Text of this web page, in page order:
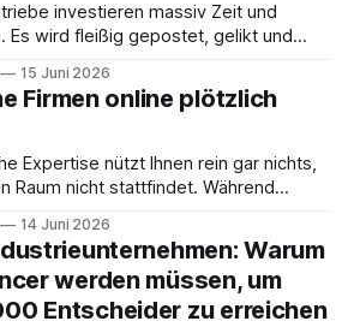
investieren massiv Zeit und
Es wird fleißig gepostet, gelikt und
die Marketingabteilung bemüht sich
wer die harten Zahlen betrachtet,
Neukundengewinnung bleibt aus.
Hamsterrad, in
15 Juni 2026
Firmen online plötzlich
Expertise nützt Ihnen rein gar nichts,
Raum nicht stattfindet. Während
werden sie heute von
überholt, die online eine massive
14 Juni 2026
Warum
werden müssen, um
Entscheider zu erreichen